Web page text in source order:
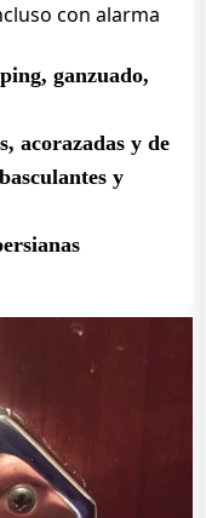
con alarma
ganzuado,
acorazadas y de
y